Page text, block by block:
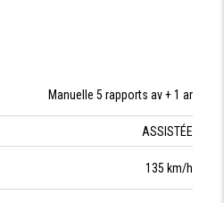
Manuelle 5 rapports av + 1 ar
ASSISTÉE
135 km/h